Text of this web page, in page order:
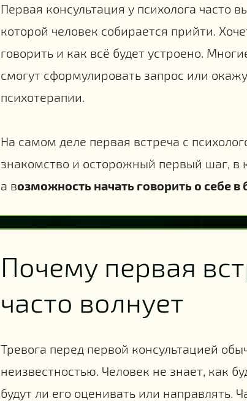
Первая консультация у психолога часто
которой человек собирается прийти.
говорить и как всё будет устроено.
смогут сформулировать запрос или
психотерапии.
На самом деле первая встреча с
знакомство и осторожный первый шаг, в
а возможность начать говорить о себе в
Почему первая
часто волнует
Тревога перед первой консультацией
неизвестностью. Человек не знает, как
будут ли его оценивать или направлять.